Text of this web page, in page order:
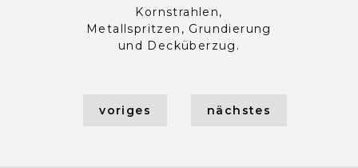
Kornstrahlen,
Metallspritzen, Grundierung
und Decküberzug.
voriges nächstes